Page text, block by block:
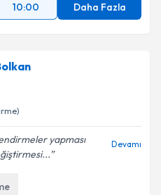
10:00 Daha Fazla
yapması
Devamı